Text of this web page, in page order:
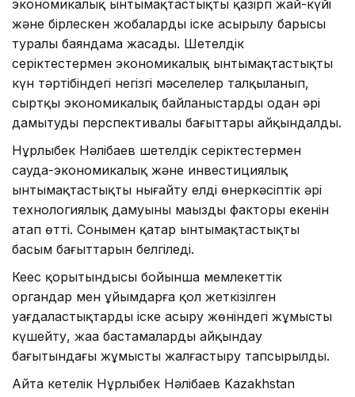
экономикалық ынтымақтастықтың қазіргі жай-күйі
және бірлескен жобалардың іске асырылу барысы
туралы баяндама жасады. Шетелдік
серіктестермен экономикалық ынтымақтастықтың
күн тәртібіндегі негізгі мәселелер талқыланып,
сыртқы экономикалық байланыстарды одан әрі
дамытудың перспективалы бағыттары айқындалды.
Нұрлыбек Нәлібаев шетелдік серіктестермен
сауда-экономикалық және инвестициялық
ынтымақтастықты нығайту елдің өнеркәсіптік әрі
технологиялық дамуының маңызды факторы екенін
атап өтті. Сонымен қатар ынтымақтастықтың
басым бағыттарын белгіледі.
Кеңес қорытындысы бойынша мемлекеттік
органдар мен ұйымдарға қол жеткізілген
уағдаластықтарды іске асыру жөніндегі жұмысты
күшейту, жаңа бастамаларды айқындау
бағытындағы жұмысты жалғастыру тапсырылды.
Айта кетелік Нұрлыбек Нәлібаев Kazakhstan